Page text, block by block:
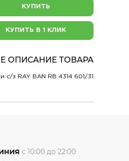
КУПИТЬ
КУПИТЬ В 1 КЛИК
ОПИСАНИЕ ТОВАРА
с/з RAY BAN RB 4314 601/31
с 10:00 до 22:00